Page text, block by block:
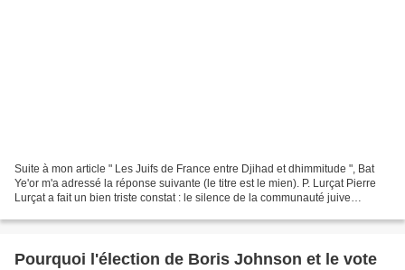
Suite à mon article " Les Juifs de France entre Djihad et dhimmitude ", Bat
Ye'or m'a adressé la réponse suivante (le titre est le mien). P. Lurçat Pierre
Lurçat a fait un bien triste constat : le silence de la communauté juive
Pourquoi l'élection de Boris Johnson et le vote